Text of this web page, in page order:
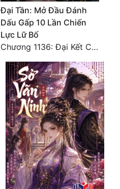
Đại Tần: Mở Đầu Đánh
Dấu Gấp 10 Lần Chiến
Lực Lữ Bố
Chương 1136: Đại Kết Cục